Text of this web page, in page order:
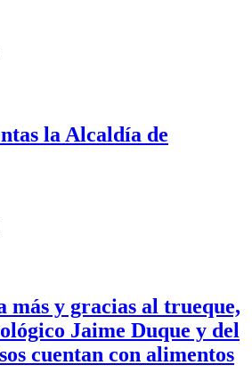
la Alcaldía de
más y gracias al trueque,
Jaime Duque y del
cuentan con alimentos